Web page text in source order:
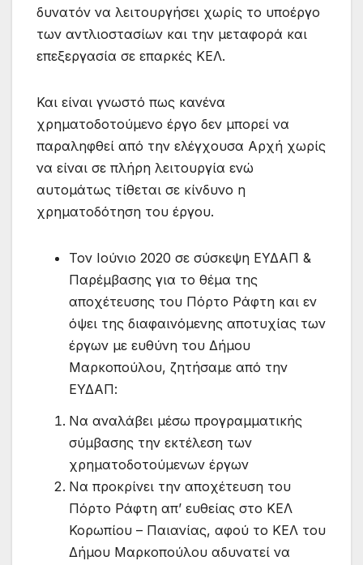
δυνατόν να λειτουργήσει χωρίς το υποέργο
των αντλιοστασίων και την μεταφορά και
επεξεργασία σε επαρκές ΚΕΛ.
Και είναι γνωστό πως κανένα
χρηματοδοτούμενο έργο δεν μπορεί να
παραληφθεί από την ελέγχουσα Αρχή χωρίς
να είναι σε πλήρη λειτουργία ενώ
αυτομάτως τίθεται σε κίνδυνο η
χρηματοδότηση του έργου.
Τον Ιούνιο 2020 σε σύσκεψη ΕΥΔΑΠ &
Παρέμβασης για το θέμα της
αποχέτευσης του Πόρτο Ράφτη και εν
όψει της διαφαινόμενης αποτυχίας των
έργων με ευθύνη του Δήμου
Μαρκοπούλου, ζητήσαμε από την
ΕΥΔΑΠ:
Να αναλάβει μέσω προγραμματικής
σύμβασης την εκτέλεση των
χρηματοδοτούμενων έργων
Να προκρίνει την αποχέτευση του
Πόρτο Ράφτη απ’ ευθείας στο ΚΕΛ
Κορωπίου – Παιανίας, αφού το ΚΕΛ του
Δήμου Μαρκοπούλου αδυνατεί να